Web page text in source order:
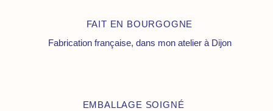
FAIT EN BOURGOGNE
Fabrication française, dans mon atelier à Dijon
EMBALLAGE SOIGNÉ